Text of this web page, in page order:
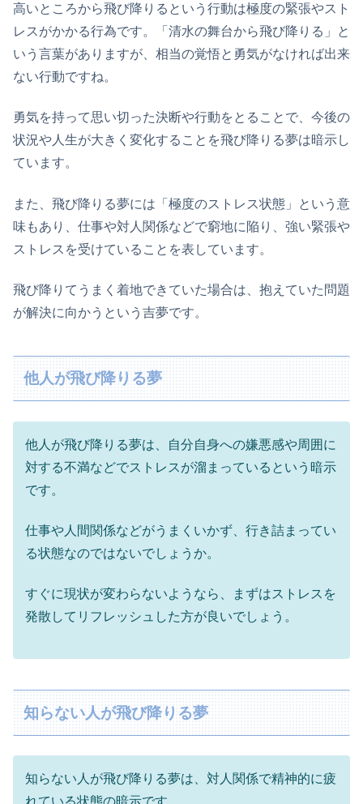
高いところから飛び降りるという行動は極度の緊張やスト
レスがかかる行為です。「清水の舞台から飛び降りる」と
いう言葉がありますが、相当の覚悟と勇気がなければ出来
ない行動ですね。
勇気を持って思い切った決断や行動をとることで、今後の
状況や人生が大きく変化することを飛び降りる夢は暗示し
ています。
また、飛び降りる夢には「極度のストレス状態」という意
味もあり、仕事や対人関係などで窮地に陥り、強い緊張や
ストレスを受けていることを表しています。
飛び降りてうまく着地できていた場合は、抱えていた問題
が解決に向かうという吉夢です。
他人が飛び降りる夢
他人が飛び降りる夢は、自分自身への嫌悪感や周囲に
対する不満などでストレスが溜まっているという暗示
です。
仕事や人間関係などがうまくいかず、行き詰まってい
る状態なのではないでしょうか。
すぐに現状が変わらないようなら、まずはストレスを
発散してリフレッシュした方が良いでしょう。
知らない人が飛び降りる夢
知らない人が飛び降りる夢は、対人関係で精神的に疲